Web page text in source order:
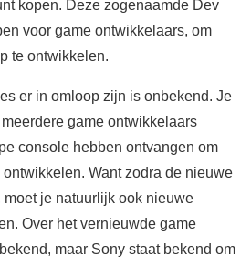
kopen. Deze zogenaamde Dev
voor game ontwikkelaars, om
te ontwikkelen.
er in omloop zijn is onbekend. Je
game ontwikkelaars
console hebben ontvangen om
Want zodra de nieuwe
moet je natuurlijk ook nieuwe
Over het vernieuwde game
maar Sony staat bekend om